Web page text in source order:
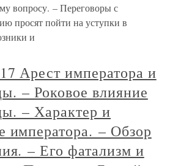
вопросу. – Переговоры с
просят пойти на уступки в
и
Арест императора и
– Роковое влияние
– Характер и
императора. – Обзор
– Его фатализм и